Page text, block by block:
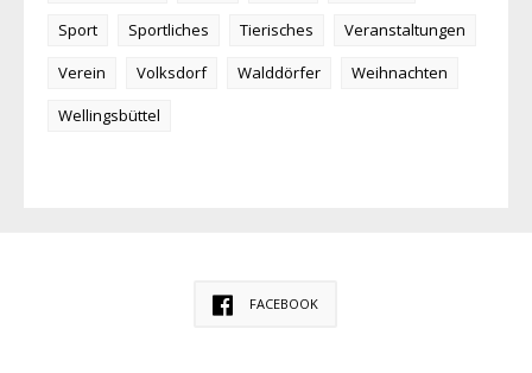
Sport
Sportliches Tierisches
Veranstaltungen
Verein
Volksdorf Walddörfer
Weihnachten
Wellingsbüttel
FACEBOOK